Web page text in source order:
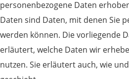
personenbezogene Daten
Daten sind Daten, mit denen Sie
werden können. Die vorliegende
erläutert, welche Daten wir
nutzen. Sie erläutert auch, wie